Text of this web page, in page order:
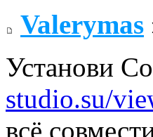
Valerymas
Установи
studio.su/
всё